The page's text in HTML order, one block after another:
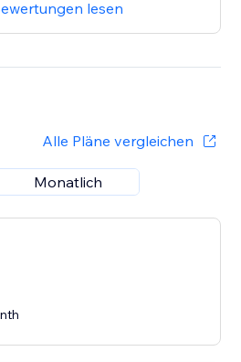
lesen
Alle Pläne vergleichen
Monatlich